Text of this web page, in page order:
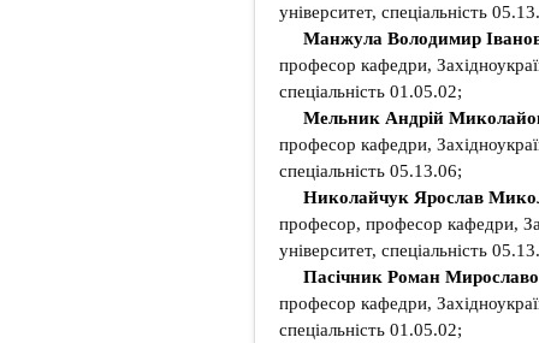
університет, спеціальність
Манжула Володимир
професор кафедри,
спеціальність 01.05.02;
Мельник Андрій
професор кафедри,
спеціальність 05.13.06;
Николайчук Ярослав
професор, професор кафедри,
університет, спеціальність
Пасічник Роман
професор кафедри,
спеціальність 01.05.02;